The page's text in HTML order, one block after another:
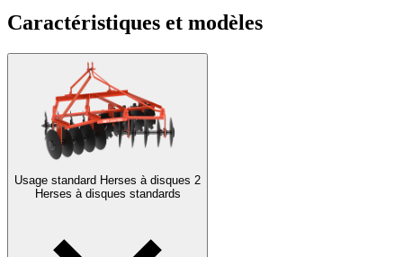
Caractéristiques et modèles
Usage standard Herses à disques 2
Herses à disques standards